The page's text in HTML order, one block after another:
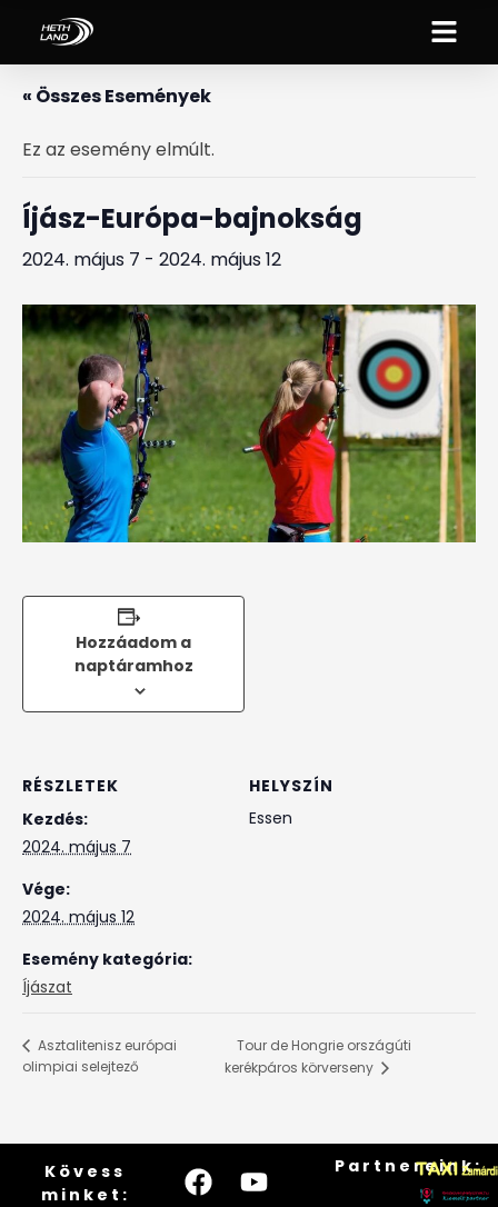
« Összes Események
Ez az esemény elmúlt.
Íjász-Európa-bajnokság
2024. május 7 - 2024. május 12
Hozzáadom a
naptáramhoz
RÉSZLETEK
Kezdés:
2024. május 7
Vége:
2024. május 12
Esemény kategória:
Íjászat
HELYSZÍN
Essen
Asztalitenisz európai
olimpiai selejtező
Tour de Hongrie országúti
kerékpáros körverseny
Kövess
minket:
Partnereink: